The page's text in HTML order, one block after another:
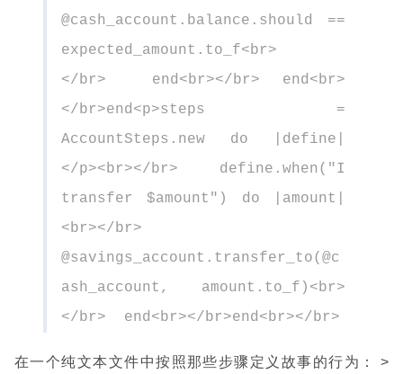
@cash_account.balance.should ==
expected_amount.to_f<br>
</br> end<br></br> end<br>
</br>end<p>steps =
AccountSteps.new do |define|
</p><br></br> define.when("I
transfer $amount") do |amount|
<br></br>
@savings_account.transfer_to(@c
ash_account, amount.to_f)<br>
</br> end<br></br>end<br></br>
在一个纯文本文件中按照那些步骤定义故事的行为： >